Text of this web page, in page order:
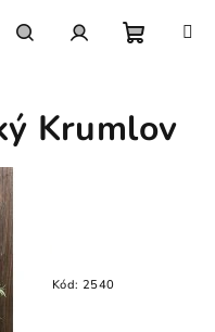
košík
Krumlov
Kód: 2540